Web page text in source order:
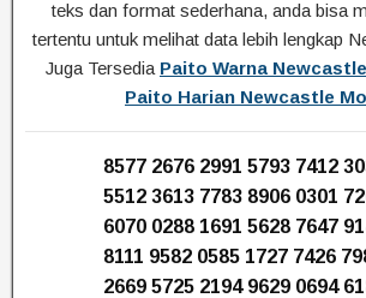
teks dan format sederhana, anda bisa
tertentu untuk melihat data lebih lengkap
Juga Tersedia Paito Warna
Paito Harian Newcastle
8577 2676 2991 5793 7412
5512 3613 7783 8906 0301
6070 0288 1691 5628 7647
8111 9582 0585 1727 7426
2669 5725 2194 9629 0694